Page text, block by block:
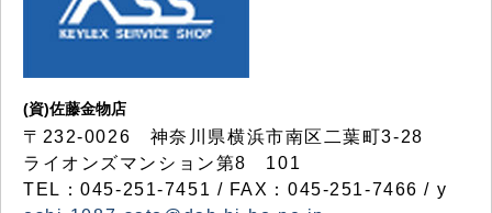
(資)佐藤金物店
〒232-0026 神奈川県横浜市南区二葉町3-28
ライオンズマンション第8 101
TEL：045-251-7451 / FAX：045-251-7466 / y